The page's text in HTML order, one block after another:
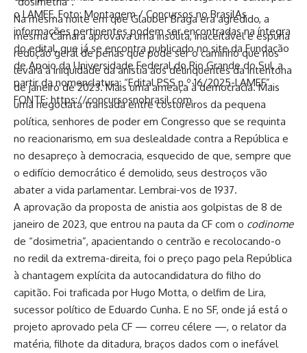
Na mesma noite em que Glauber Braga era agredido, a
mesma Câmara aprovava uma insólita, inaceitável e espúria
redução geral de penas que pode ser o caminho que nos
levará à iniquidade da anistia aos delinquentes da intentona
de janeiro de 2023. Mais uma ameaça à democracia. Mais
uma negociata transada entre costureiros da pequena
política, senhores de poder em Congresso que se requinta
no reacionarismo, em sua deslealdade contra a República e
no desapreço à democracia, esquecido de que, sempre que
o edifício democrático é demolido, seus destroços vão
abater a vida parlamentar. Lembrai-vos de 1937.
A aprovação da proposta de anistia aos golpistas de 8 de
janeiro de 2023, que entrou na pauta da CF com o codinome
de “dosimetria”, apacientando o centrão e recolocando-o
no redil da extrema-direita, foi o preço pago pela República
à chantagem explícita da autocandidatura do filho do
capitão. Foi traficada por Hugo Motta, o delfim de Lira,
sucessor político de Eduardo Cunha. E no SF, onde já está o
projeto aprovado pela CF — correu célere —, o relator da
matéria, filhote da ditadura, braços dados com o inefável
o LAMEF. Foto: Montagem / Concursos no BrasilAs
informações pertinentes podem ser encontradas na íntegra
do edital, que já se encontra publicado no site da Fundação
de Apoio da Universidade Federal do Rio Grande do Sul, a
partir da nomenclatura: “Edital PSS n.º 16/2025-LAMEF”.
FONTE: https://concursosnobrasil.com